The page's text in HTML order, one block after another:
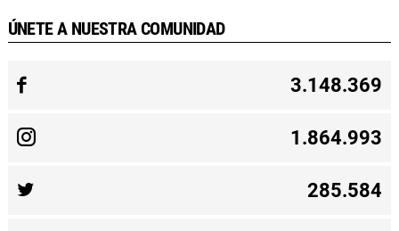
ÚNETE A NUESTRA COMUNIDAD
3.148.369
1.864.993
285.584